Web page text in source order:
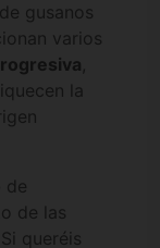
gusanos
varios
,
la
de
de las
queréis